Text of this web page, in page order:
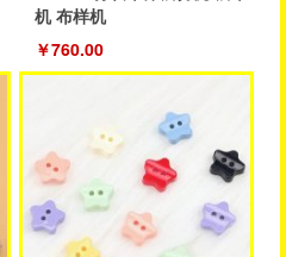
机 布样机
￥760.00